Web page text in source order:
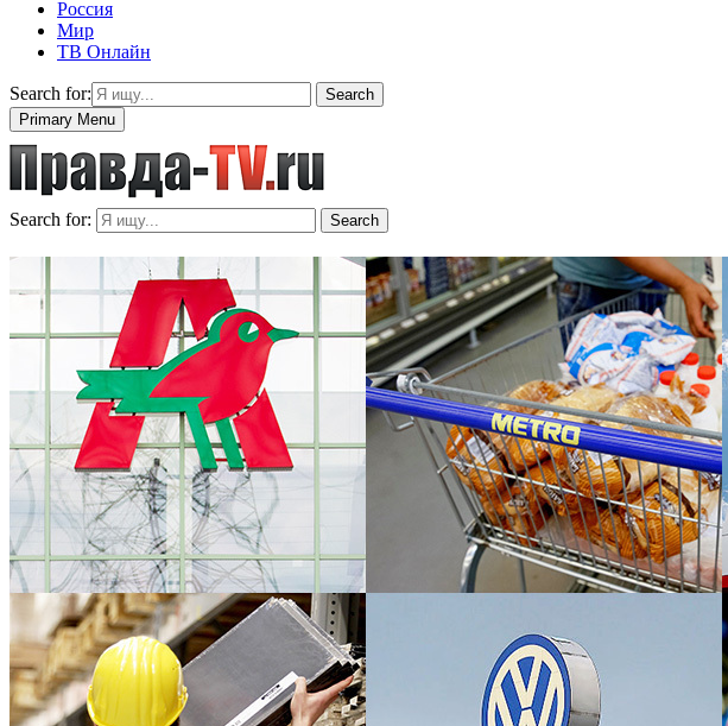
Россия
Мир
ТВ Онлайн
Search for:
Search
Primary Menu
Search for: Search